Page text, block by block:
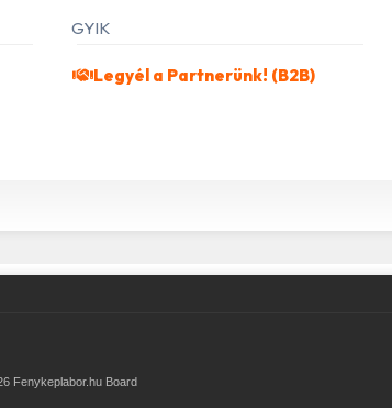
GYIK
Legyél a Partnerünk! (B2B)
Fenykeplabor.hu Board